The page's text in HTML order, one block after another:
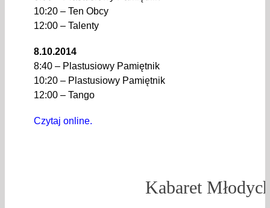
10:20 – Ten Obcy
12:00 – Talenty
8.10.2014
8:40 – Plastusiowy Pamiętnik
10:20 – Plastusiowy Pamiętnik
12:00 – Tango
Czytaj online.
Kabaret